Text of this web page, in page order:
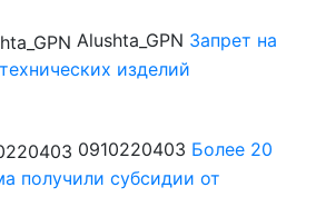
Alushta_GPN Запрет на
изделий
0910220403 Более 20
получили субсидии от